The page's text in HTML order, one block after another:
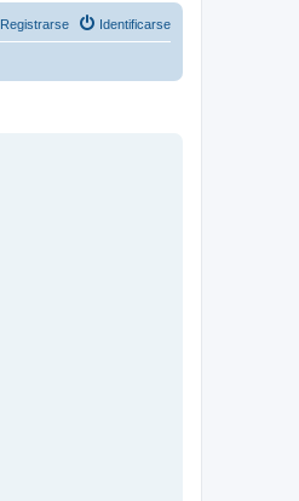
Identificarse
Registrarse